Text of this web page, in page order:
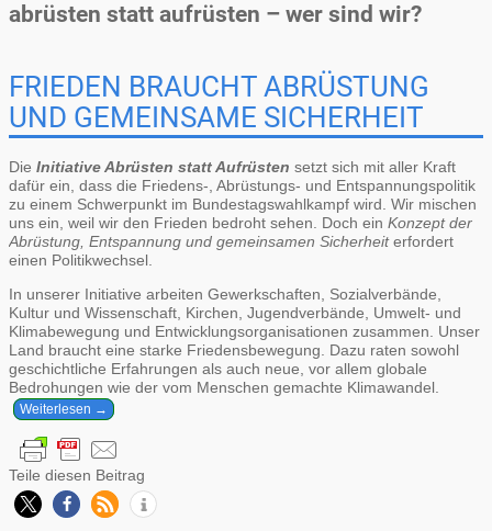
abrüsten statt aufrüsten – wer sind wir?
FRIEDEN BRAUCHT ABRÜSTUNG
UND GEMEINSAME SICHERHEIT
Die Initiative Abrüsten statt Aufrüsten setzt sich mit aller Kraft
dafür ein, dass die Friedens-, Abrüstungs- und Entspannungspolitik
zu einem Schwerpunkt im Bundestagswahlkampf wird. Wir mischen
uns ein, weil wir den Frieden bedroht sehen. Doch ein Konzept der
Abrüstung, Entspannung und gemeinsamen Sicherheiterfordert
einen Politikwechsel.
In unserer Initiative arbeiten Gewerkschaften, Sozialverbände,
Kultur und Wissenschaft, Kirchen, Jugendverbände, Umwelt- und
Klimabewegung und Entwicklungsorganisationen zusammen. Unser
Land braucht eine starke Friedensbewegung. Dazu raten sowohl
geschichtliche Erfahrungen als auch neue, vor allem globale
Bedrohungen wie der vom Menschen gemachte Klimawandel.
Weiterlesen →
Teile diesen Beitrag